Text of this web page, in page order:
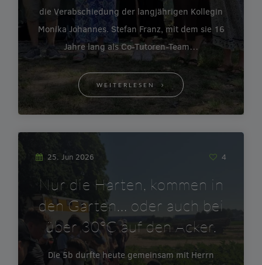
die Verabschiedung der langjährigen Kollegin
Monika Johannes. Stefan Franz, mit dem sie 16
Jahre lang als Co-Tutoren-Team…
WEITERLESEN
25. Jun 2026 4
Nur die Harten, kommen in
den Garten… oder auch bei
über 30°C auf den Acker.
Die 5b durfte heute gemeinsam mit Herrn